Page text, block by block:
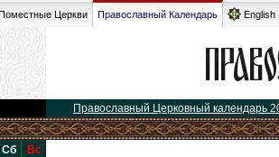
Церкви Православный Календарь English
Православный Церковный календарь
Сб
Вс